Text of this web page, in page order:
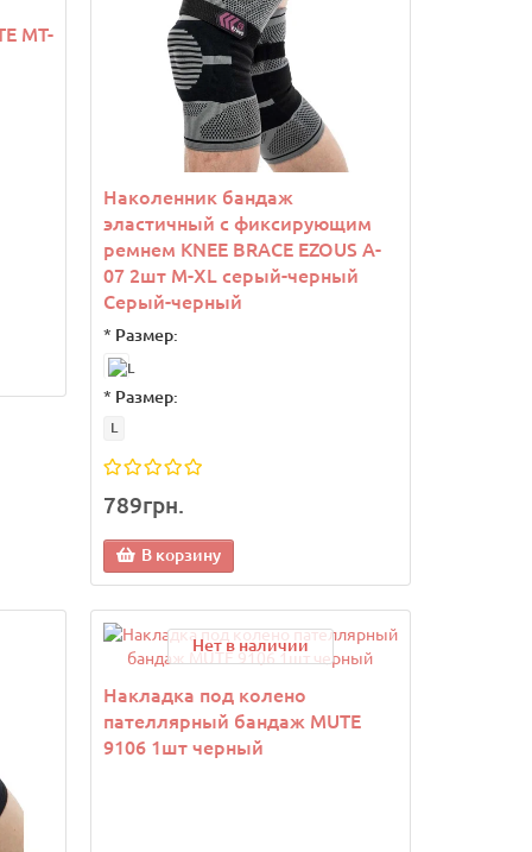
MT-
Наколенник бандаж
эластичный с фиксирующим
ремнем KNEE BRACE EZOUS A-
07 2шт M-XL серый-черный
Серый-черный
* Размер:
* Размер:
L
789грн.
В корзину
Нет в наличии
Накладка под колено
пателлярный бандаж MUTE
9106 1шт черный